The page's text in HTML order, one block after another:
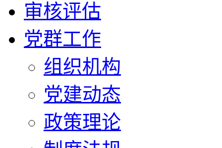
审核评估
党群工作
组织机构
党建动态
政策理论